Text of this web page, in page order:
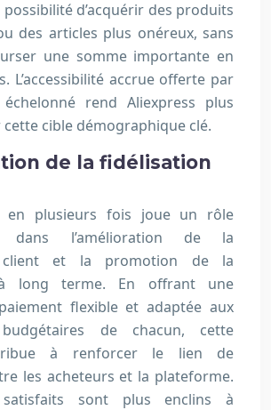
possibilité d’acquérir des produits
des articles plus onéreux, sans
une somme importante en
L’accessibilité accrue offerte par
rend Aliexpress plus
cible démographique clé.
de la fidélisation
en plusieurs fois joue un rôle
dans l’amélioration de la
client et la promotion de la
long terme. En offrant une
flexible et adaptée aux
de chacun, cette
à renforcer le lien de
les acheteurs et la plateforme.
sont plus enclins à